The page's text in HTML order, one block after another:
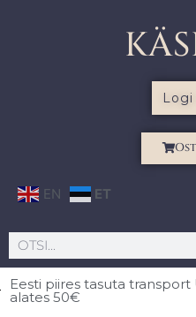
Logi
EN ET
Eesti piires tasuta transport
alates 50€